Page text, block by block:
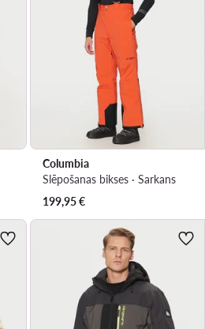
Columbia
Slēpošanas bikses · Sarkans
199,95€